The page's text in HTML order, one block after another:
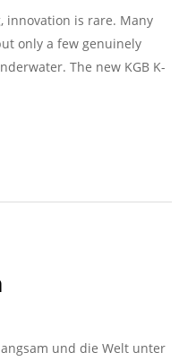
innovation is rare. Many
only a few genuinely
The new KGB K-
und die Welt unter